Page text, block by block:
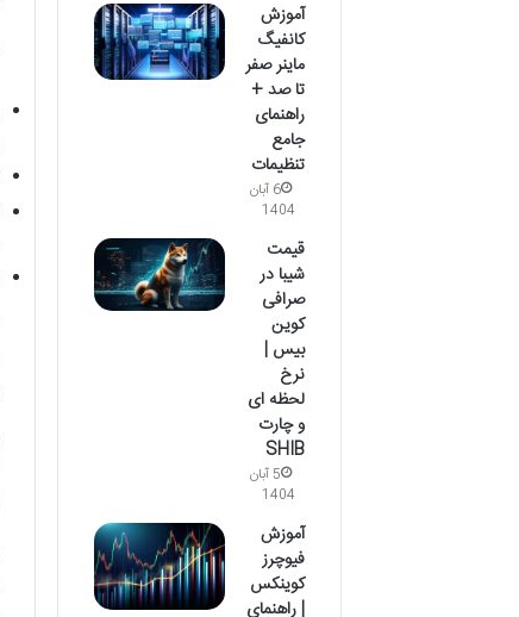
آموزش
کانفیگ
ماینر صفر
تا صد +
راهنمای
جامع
تنظیمات
6 آبان
1404
قیمت
شیبا در
صرافی
کوین
بیس |
نرخ
لحظه ای
و چارت
SHIB
5 آبان
1404
آموزش
فیوچرز
کوینکس
| راهنمای